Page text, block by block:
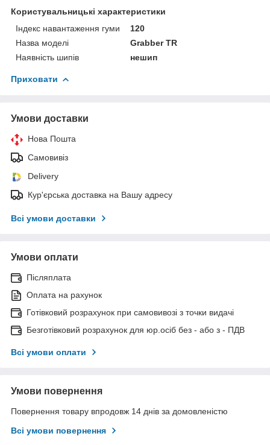
Користувальницькі характеристики
Індекс навантаження гуми
120
Назва моделі
Grabber TR
Наявність шипів
нешип
Приховати
Умови доставки
Нова Пошта
Самовивіз
Delivery
Кур'єрська доставка на Вашу адресу
Всі умови доставки
Умови оплати
Післяплата
Оплата на рахунок
Готівковий розрахунок при самовивозі з точки видачі
Безготівковий розрахунок для юр.осіб без - або з - ПДВ
Всі умови оплати
Умови повернення
Повернення товару впродовж 14 днів за домовленістю
Всі умови повернення